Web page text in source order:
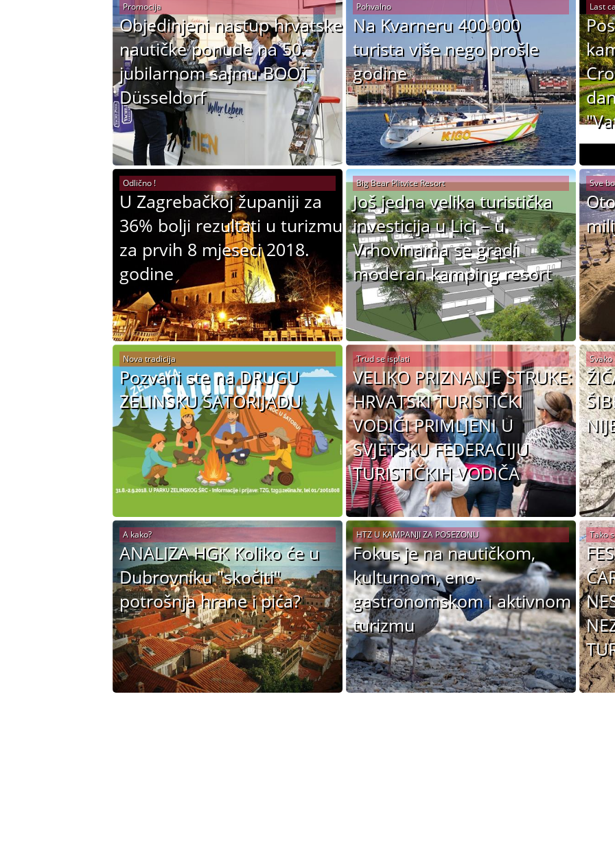
Objedinjeni nastup hrvatske
nautičke ponude na 50.
jubilarnom sajmu BOOT
Düsseldorf
Promocija
Na Kvarneru 400 000
turista više nego prošle
godine
Pohvalno Last
U Zagrebačkoj županiji za
36% bolji rezultati u turizmu
za prvih 8 mjeseci 2018.
godine
Odlično !
Još jedna velika turistička
investicija u Lici – u
Vrhovinama se gradi
moderan kamping resort
Big Bear Plitvice Resort Sve
Pozvani ste na DRUGU
ZELINSKU ŠATORIJADU
Nova tradicija
VELIKO PRIZNANJE STRUKE:
HRVATSKI TURISTIČKI
VODIČI PRIMLJENI U
SVJETSKU FEDERACIJU
TURISTIČKIH VODIČA
Trud se isplati Svako
ANALIZA HGK Koliko će u
Dubrovniku "skočiti"
potrošnja hrane i pića?
A kako?
Fokus je na nautičkom,
kulturnom, eno-
gastronomskom i aktivnom
turizmu
HTZ U KAMPANJI ZA POSEZONU Tako